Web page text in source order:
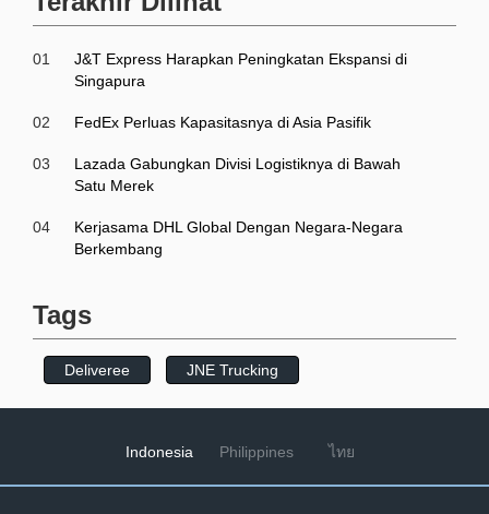
01
J&T Express Harapkan Peningkatan Ekspansi di
Singapura
02 FedEx Perluas Kapasitasnya di Asia Pasifik
03
Lazada Gabungkan Divisi Logistiknya di Bawah
Satu Merek
04
Kerjasama DHL Global Dengan Negara-Negara
Berkembang
Tags
Deliveree JNE Trucking
Indonesia Philippines ไทย